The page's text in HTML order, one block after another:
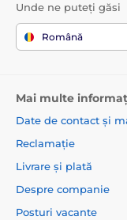
Pentru câini
Pentru câini
% Zgărzi
Unde ne puteți găsi
Română
Mai multe
Date de contact și
Reclamație
Livrare și plată
Despre companie
Posturi vacante